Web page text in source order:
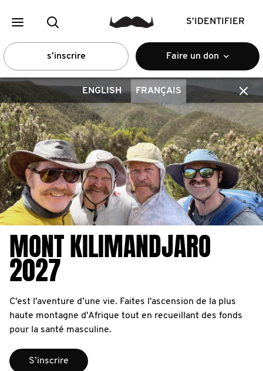
S’IDENTIFIER
s’inscrire Faire un don
ENGLISH FRANÇAIS
MONT KILIMANDJARO
2027
C'est l'aventure d’une vie. Faites l'ascension de la plus
haute montagne d'Afrique tout en recueillant des fonds
pour la santé masculine.
S’inscrire